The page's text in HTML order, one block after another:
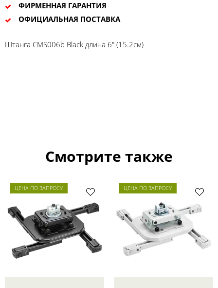
ФИРМЕННАЯ ГАРАНТИЯ
ОФИЦИАЛЬНАЯ ПОСТАВКА
Штанга CMS006b Black длина 6" (15.2см)
Смотрите также
ЦЕНА ПО ЗАПРОСУ ЦЕНА ПО ЗАПРОСУ